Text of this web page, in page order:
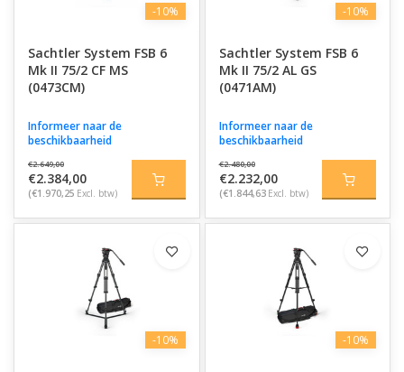
-10%
Sachtler System FSB 6
Mk II 75/2 CF MS
(0473CM)
Informeer naar de
beschikbaarheid
€2.649,00
€2.384,00
(€1.970,25 Excl. btw)
-10%
Sachtler System FSB 6
Mk II 75/2 AL GS
(0471AM)
Informeer naar de
beschikbaarheid
€2.480,00
€2.232,00
(€1.844,63 Excl. btw)
-10% -10%